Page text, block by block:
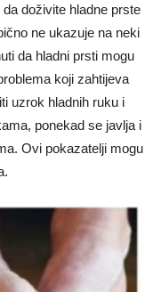
doživite hladne prste
ne ukazuje na neki
da hladni prsti mogu
koji zahtijeva
uzrok hladnih ruku i
ponekad se javlja i
Ovi pokazatelji mogu